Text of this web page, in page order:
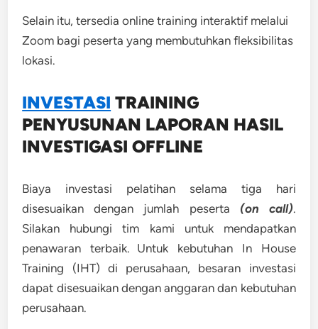
Selain itu, tersedia online training interaktif melalui
Zoom bagi peserta yang membutuhkan fleksibilitas
lokasi.
INVESTASI TRAINING
PENYUSUNAN LAPORAN HASIL
INVESTIGASI OFFLINE
Biaya investasi pelatihan selama tiga hari
disesuaikan dengan jumlah peserta (on call).
Silakan hubungi tim kami untuk mendapatkan
penawaran terbaik. Untuk kebutuhan In House
Training (IHT) di perusahaan, besaran investasi
dapat disesuaikan dengan anggaran dan kebutuhan
perusahaan.